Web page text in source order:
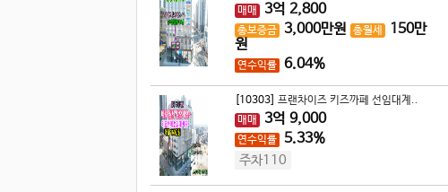
매매
3억 2,800
총보증금 3,000만원 총월세 150만
원
연수익률 6.04%
[10303] 프랜차이즈 키즈까페 선임대계..
매매
3억 9,000
연수익률 5.33%
주차110